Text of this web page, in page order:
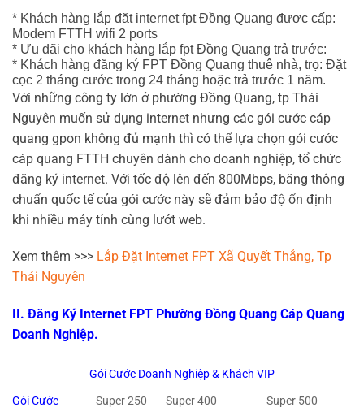
* Khách hàng lắp đặt internet fpt Đồng Quang được cấp:
Modem FTTH wifi 2 ports
* Ưu đãi cho khách hàng lắp fpt Đồng Quang trả trước:
* Khách hàng đăng ký FPT Đồng Quang thuê nhà, trọ: Đặt
cọc 2 tháng cước trong 24 tháng hoặc trả trước 1 năm.
Với những công ty lớn ở phường Đồng Quang, tp Thái
Nguyên muốn sử dụng internet nhưng các gói cước cáp
quang gpon không đủ mạnh thì có thể lựa chọn gói cước
cáp quang FTTH chuyên dành cho doanh nghiệp, tổ chức
đăng ký internet. Với tốc độ lên đến 800Mbps, băng thông
chuẩn quốc tế của gói cước này sẽ đảm bảo độ ổn định
khi nhiều máy tính cùng lướt web.
Xem thêm >>> Lắp Đặt Internet FPT Xã Quyết Thắng, Tp
Thái Nguyên
II. Đăng Ký Internet FPT Phường Đồng Quang Cáp Quang
Doanh Nghiệp.
Gói Cước Doanh Nghiệp & Khách VIP
Gói Cước
Super 250 Super 400 Super 500